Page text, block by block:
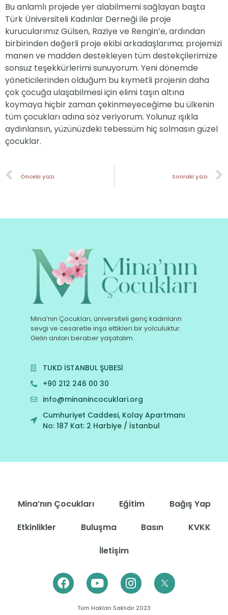
Bu anlamlı projede yer alabilmemi sağlayan başta
Türk Üniversiteli Kadınlar Derneği ile proje
kurucularımız Gülsen, Raziye ve Rengin’e, ardından
birbirinden değerli proje ekibi arkadaşlarıma; projemizi
manen ve madden destekleyen tüm destekçilerimize
sonsuz teşekkürlerimi sunuyorum. Yeni dönemde
yöneticilerinden olduğum bu kıymetli projenin daha
çok çocuğa ulaşabilmesi için elimi taşın altına
koymaya hiçbir zaman çekinmeyeceğime bu ülkenin
tüm çocukları adına söz veriyorum. Yolunuz ışıkla
aydınlansın, yüzünüzdeki tebessüm hiç solmasın güzel
çocuklar.
Önceki yazı Sonraki yazı
Mina’nın Çocukları, üniversiteli genç kadınların
sevgi ve cesaretle inşa ettikleri bir yolculuktur.
Gelin anıları beraber yaşatalım.
TUKD İSTANBUL ŞUBESİ
+90 212 246 00 30
info@minanincocuklari.org
Cumhuriyet Caddesi, Kolay Apartmanı
No: 187 Kat: 2 Harbiye / İstanbul
Mina’nın Çocukları Eğitim
Bağış Yap
Etkinlikler
Buluşma Basın
KVKK
İletişim
Tüm Hakları Saklıdır 2023